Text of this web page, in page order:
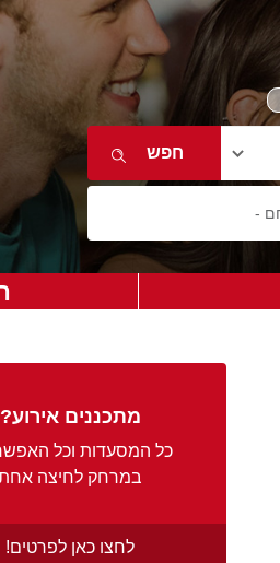
מתכננים אירוע?
כל המסעדות וכל
במרחק לחיצה
לחצו כאן לפרטים!